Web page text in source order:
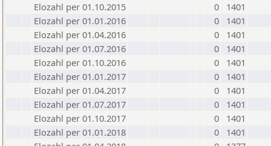
Elozahl per 01.10.2015
0
1401
Elozahl per 01.01.2016
0
1401
Elozahl per 01.04.2016
0
1401
Elozahl per 01.07.2016
0
1401
Elozahl per 01.10.2016
0
1401
Elozahl per 01.01.2017
0
1401
Elozahl per 01.04.2017
0
1401
Elozahl per 01.07.2017
0
1401
Elozahl per 01.10.2017
0
1401
Elozahl per 01.01.2018
0
1401